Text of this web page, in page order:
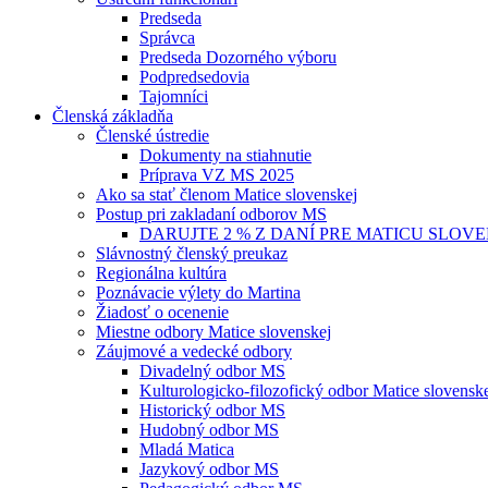
Predseda
Správca
Predseda Dozorného výboru
Podpredsedovia
Tajomníci
Členská základňa
Členské ústredie
Dokumenty na stiahnutie
Príprava VZ MS 2025
Ako sa stať členom Matice slovenskej
Postup pri zakladaní odborov MS
DARUJTE 2 % Z DANÍ PRE MATICU
Slávnostný členský preukaz
Regionálna kultúra
Poznávacie výlety do Martina
Žiadosť o ocenenie
Miestne odbory Matice slovenskej
Záujmové a vedecké odbory
Divadelný odbor MS
Kulturologicko-filozofický odbor Matice
Historický odbor MS
Hudobný odbor MS
Mladá Matica
Jazykový odbor MS